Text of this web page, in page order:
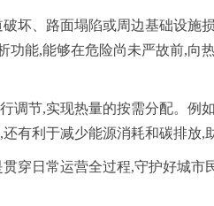
坏、路面塌陷或周边基础设施
能,能够在危险尚未严故前,向
调节,实现热量的按需分配。例
有利于减少能源消耗和碳排放,
穿日常运营全过程,守护好城市